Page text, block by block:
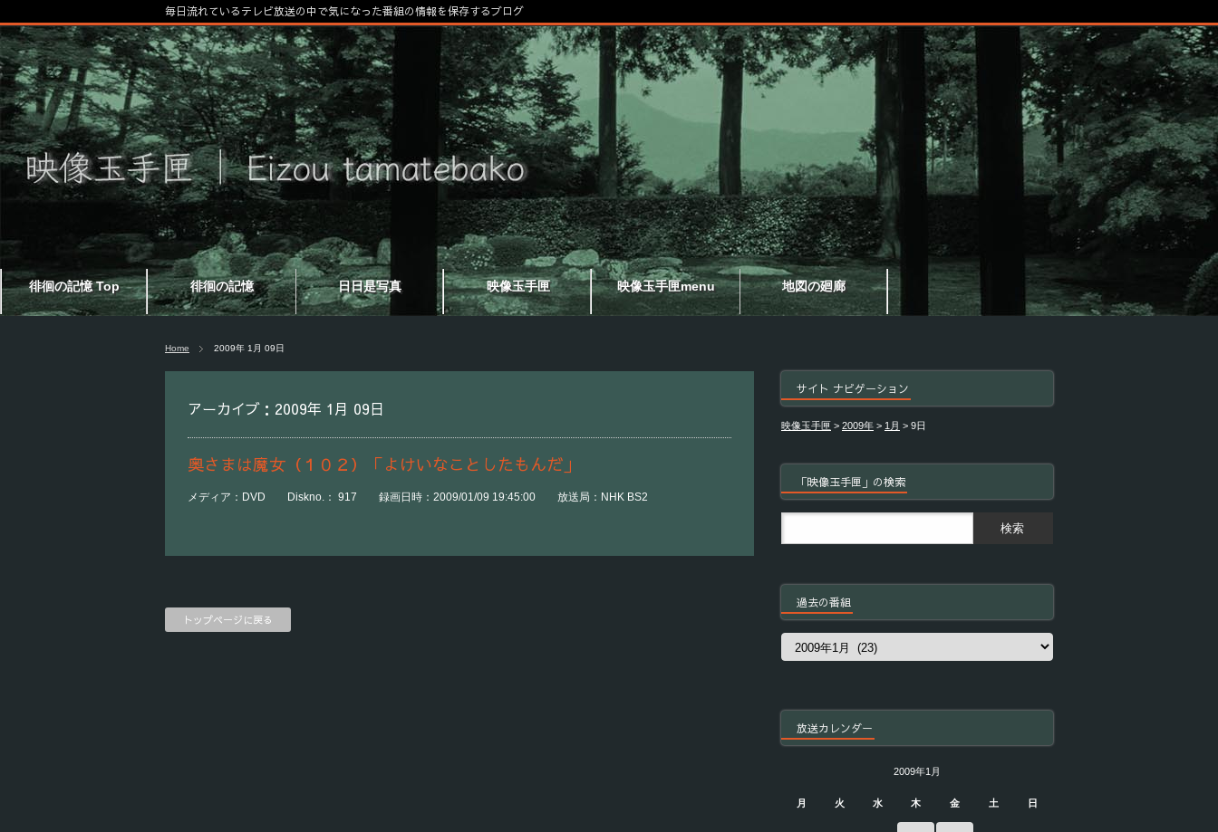
徘徊の記憶 Top 徘徊の記憶 日日是写真 映像玉手匣 映像玉手匣menu 地図の廻廊
毎日流れているテレビ放送の中で気になった番組の情報を保存するブログ
Home 2009年 1月 09日
アーカイブ：2009年 1月 09日
奥さまは魔女（１０２）「よけいなことしたもんだ」
メディア：DVD Diskno.： 917 録画日時：2009/01/09 19:45:00 放送局：NHK BS2
トップページに戻る
サイト ナビゲーション
映像玉手匣 > 2009年 > 1月 > 9日
「映像玉手匣」の検索
過去の番組
過
放送カレンダー
2009年1月
月 火 水 木 金 土 日